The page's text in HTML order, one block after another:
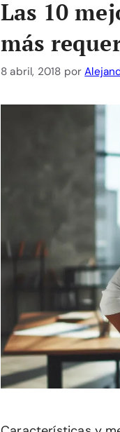
Las 10
más
8 abril, 2018 por